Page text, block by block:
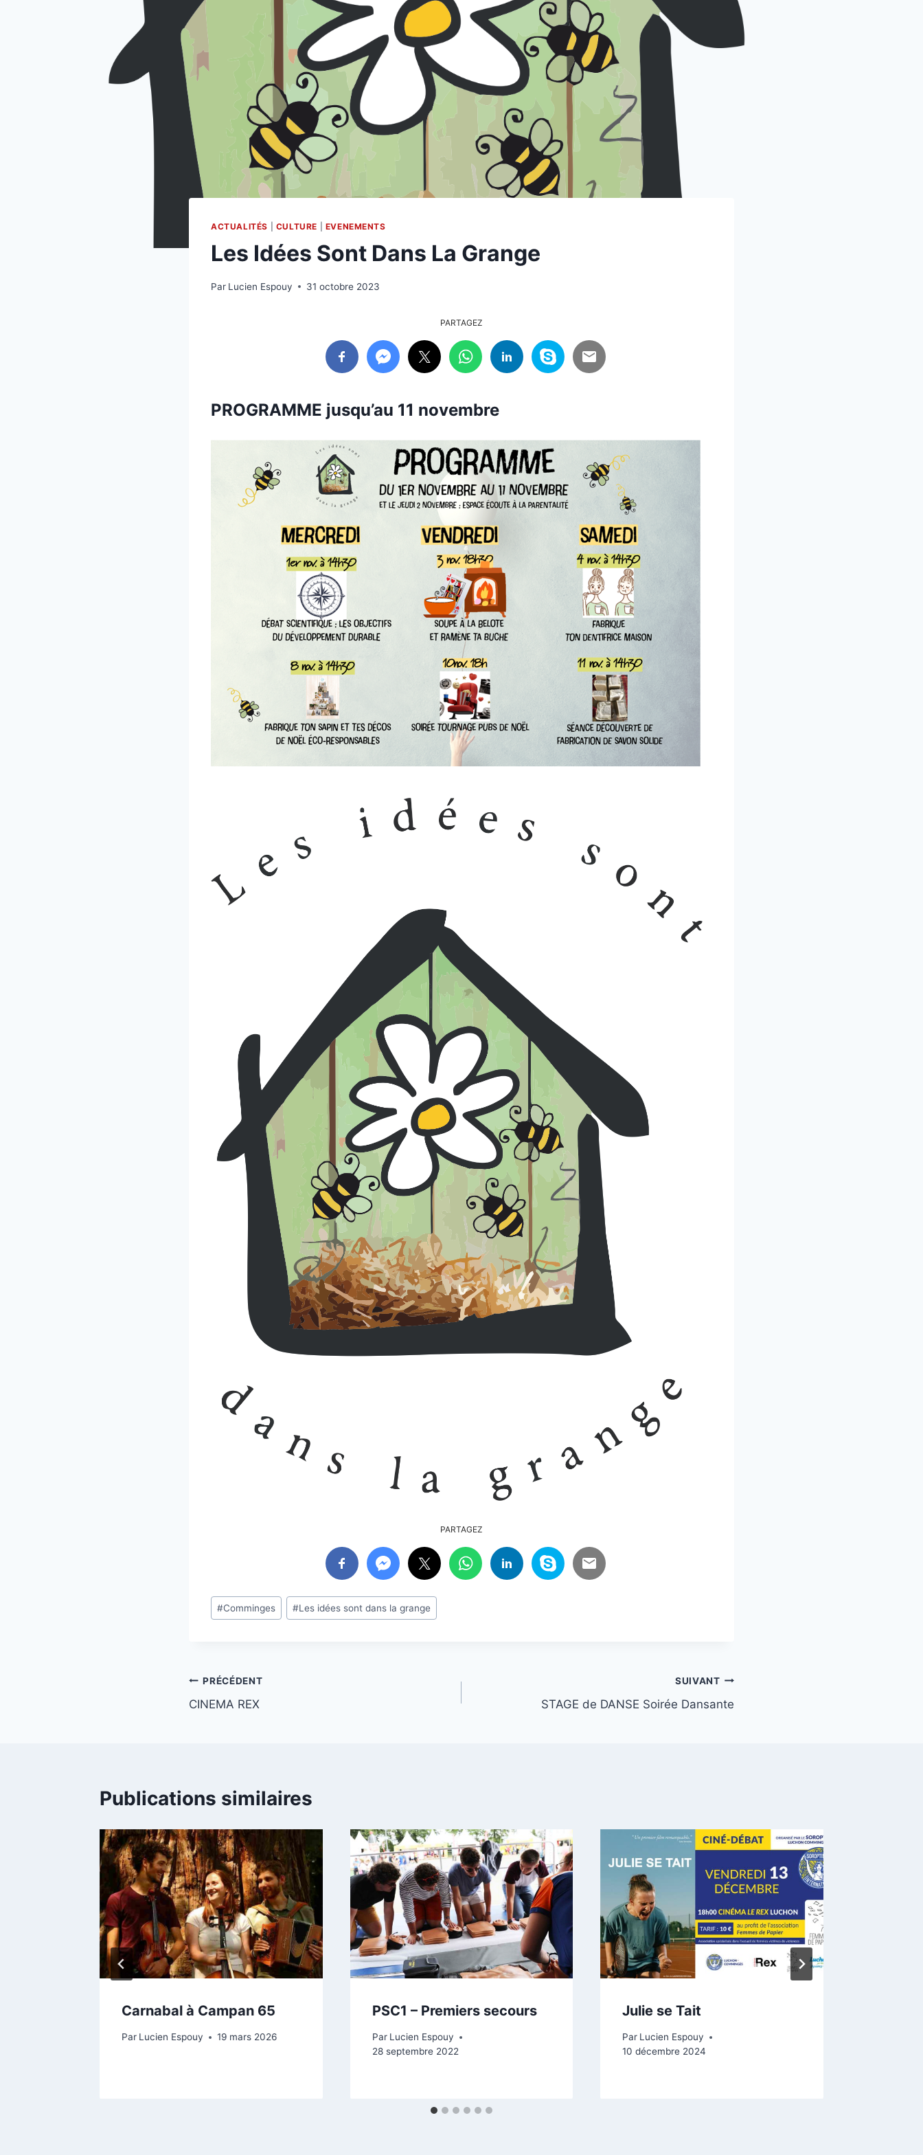
ACTUALITÉS CULTURE EVENEMENTS
Les Idées Sont Dans La Grange
Par Lucien Espouy 31 octobre 2023
PARTAGEZ
PROGRAMME jusqu’au 11 novembre
PARTAGEZ
Étiquettes
de
#Comminges #Les idées sont dans la grange
Navigation
de
PRÉCÉDENT
CINEMA REX
SUIVANT
STAGE de DANSE Soirée Dansante
Publications similaires
Carnabal à Campan 65
Par Lucien Espouy 19 mars 2026
PSC1 – Premiers secours
Par Lucien Espouy
28 septembre 2022
Julie se Tait
Par Lucien Espouy
10 décembre 2024